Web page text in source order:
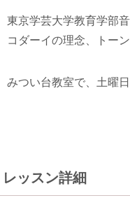
東京学芸大学教育学部音
コダーイの理念、トー
みつい台教室で、土曜
レッスン詳細